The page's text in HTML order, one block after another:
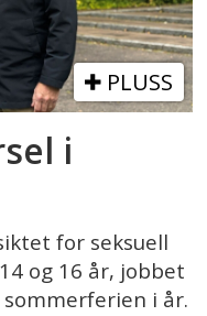
PLUSS
i
for seksuell
og 16 år, jobbet
i år.